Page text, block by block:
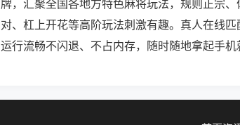
牌，汇聚全国各地方特色麻将玩法，规则正宗
对、杠上开花等高阶玩法刺激有趣。真人在线
运行流畅不闪退、不占内存，随时随地拿起手机